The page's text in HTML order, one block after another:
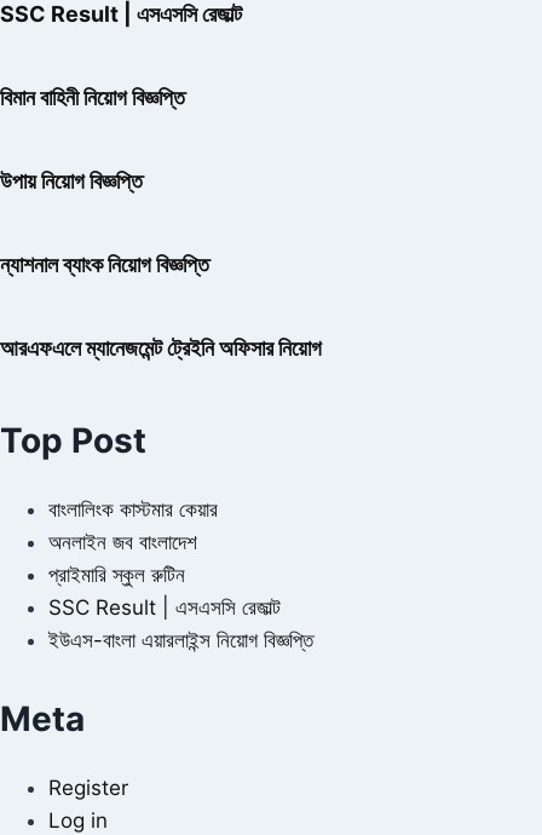
SSC Result | এসএসসি রেজাল্ট
বিমান বাহিনী নিয়োগ বিজ্ঞপ্তি
উপায় নিয়োগ বিজ্ঞপ্তি
ন্যাশনাল ব্যাংক নিয়োগ বিজ্ঞপ্তি
আরএফএলে ম্যানেজমেন্ট ট্রেইনি অফিসার নিয়োগ
Top Post
বাংলালিংক কাস্টমার কেয়ার
অনলাইন জব বাংলাদেশ
প্রাইমারি স্কুল রুটিন
SSC Result | এসএসসি রেজাল্ট
ইউএস-বাংলা এয়ারলাইন্স নিয়োগ বিজ্ঞপ্তি
Meta
Register
Log in